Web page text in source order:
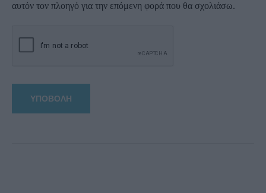
αυτόν τον πλοηγό για την επόμενη φορά που θα σχολιάσω.